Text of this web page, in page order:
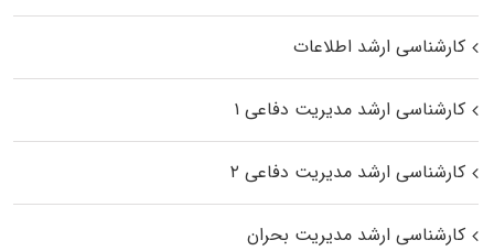
کارشناسی ارشد اطلاعات
کارشناسی ارشد مدیریت دفاعی ۱
کارشناسی ارشد مدیریت دفاعی ۲
کارشناسی ارشد مدیریت بحران